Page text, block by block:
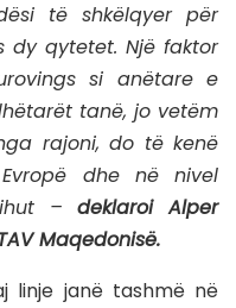
të shkëlqyer për
dy qytetet. Një faktor
si anëtare e
tanë, jo vetëm
rajoni, do të kenë
dhe në nivel
–deklaroi Alper
Maqedonisë.
linje janë tashmë në